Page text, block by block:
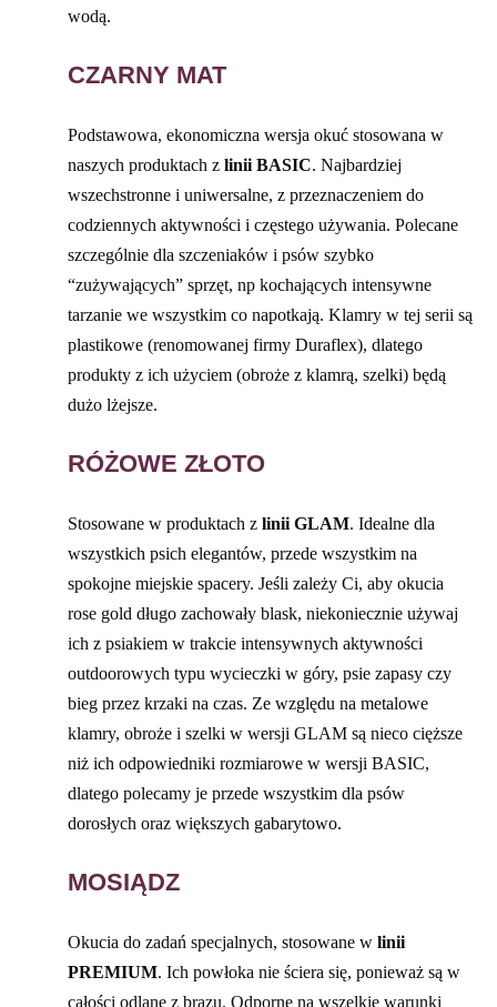
wodą.
CZARNY MAT
Podstawowa, ekonomiczna wersja okuć stosowana w
naszych produktach zlinii BASIC. Najbardziej
wszechstronne i uniwersalne, z przeznaczeniem do
codziennych aktywności i częstego używania. Polecane
szczególnie dla szczeniaków i psów szybko
“zużywających” sprzęt, np kochających intensywne
tarzanie we wszystkim co napotkają. Klamry w tej serii są
plastikowe (renomowanej firmy Duraflex), dlatego
produkty z ich użyciem (obroże z klamrą, szelki) będą
dużo lżejsze.
RÓŻOWE ZŁOTO
Stosowane w produktach zlinii GLAM. Idealne dla
wszystkich psich elegantów, przede wszystkim na
spokojne miejskie spacery. Jeśli zależy Ci, aby okucia
rose gold długo zachowały blask, niekoniecznie używaj
ich z psiakiem w trakcie intensywnych aktywności
outdoorowych typu wycieczki w góry, psie zapasy czy
bieg przez krzaki na czas. Ze względu na metalowe
klamry, obroże i szelki w wersji GLAM są nieco cięższe
niż ich odpowiedniki rozmiarowe w wersji BASIC,
dlatego polecamy je przede wszystkim dla psów
dorosłych oraz większych gabarytowo.
MOSIĄDZ
Okucia do zadań specjalnych, stosowane w linii
PREMIUM. Ich powłoka nie ściera się, ponieważ są w
całości odlane z brązu. Odporne na wszelkie warunki